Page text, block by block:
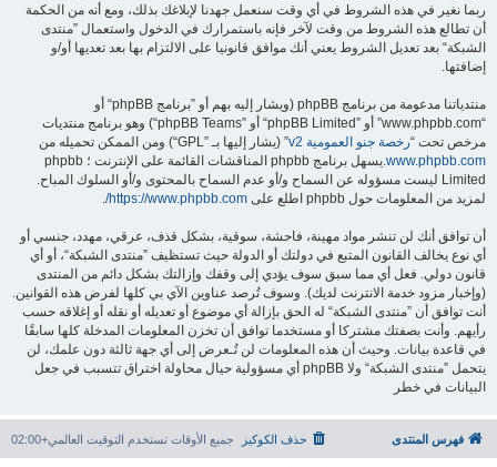
ربما نغير في هذه الشروط في أي وقت سنعمل جهدنا لإبلاغك بذلك، ومع أنه من الحكمة
أن تطالع هذه الشروط من وقت لآخر فإنه باستمرارك في الدخول واستعمال ”منتدى
الشبكة“ بعد تعديل الشروط يعني أنك موافق قانونيا على الالتزام بها بعد تعديها أو/و
إضافتها.
منتدياتنا مدعومة من برنامج phpBB (ويشار إليه بهم أو ”برنامج phpBB“ أو
“www.phpbb.com” أو ”phpBB Limited“ أو ”phpBB Teams“) وهو برنامج منتديات
مرخص تحت “رخصة جنو العمومية v2
” (يشار إليها بـ ”GPL“) ومن الممكن تحميله من
www.phpbb.com
.يسهل برنامج phpbb المناقشات القائمة على الإنترنت ؛ phpbb
Limited ليست مسؤوله عن السماح و/أو عدم السماح بالمحتوى و/أو السلوك المباح.
لمزيد من المعلومات حول phpbb اطلع على
https://www.phpbb.com/
.
أن توافق أنك لن تنشر مواد مهينة، فاحشة، سوقية، بشكل قذف، عرقي، مهدد، جنسي أو
أي نوع يخالف القانون المتبع في دولتك أو الدولة حيث تستظيف ”منتدى الشبكة“، أو أي
قانون دولي. فعل أي مما سبق سوف يؤدي إلى وقفك وإزالتك بشكل دائم من المنتدى
(وإخبار مزود خدمة الانترنت لديك). وسوف تُرصد عناوين الآي بي كلها لفرض هذه القوانين.
أنت توافق أن ”منتدى الشبكة“ له الحق بإزالة أي موضوع أو تعديله أو نقله أو إغلاقه حسب
رأيهم. وأنت بصفتك مشتركا أو مستخدما توافق أن تخزن المعلومات المدخلة كلها سابقًا
في قاعدة بيانات. وحيث أن هذه المعلومات لن تُـعرض إلى أي جهة ثالثة دون علمك، لن
يتحمل ”منتدى الشبكة“ ولا phpBB أي مسؤولية حيال محاولة اختراق تتسبب في جعل
البيانات في خطر
فهرس المنتدى جميع الأوقات تستخدم التوقيت العالمي+02:00 حذف الكوكيز